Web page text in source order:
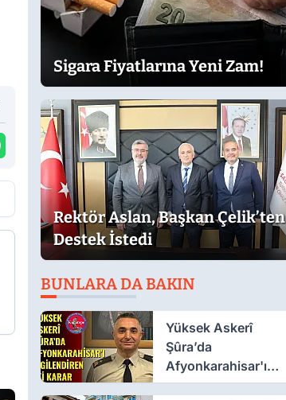
Sigara Fiyatlarına Yeni Zam!
Rektör Aslan, Başkan Çelik’ten
Destek İstedi
BUNLARA DA BAKIN
Yüksek Askerî
Şûra’da
Afyonkarahisar'ı
İlgilendiren İki Karar